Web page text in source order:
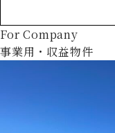
For Company
事業用・収益物件